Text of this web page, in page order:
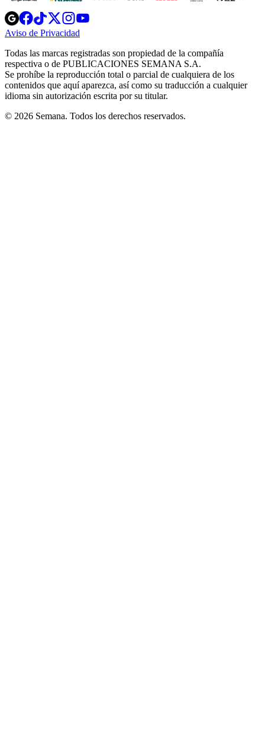
Opens
in
new
Opens
in
new
Opens
in
new
window
Opens
new
windowwindow
Aviso de Privacidad
new
window
Todas las marcas registradas son propiedad de la compañía
respectiva o de PUBLICACIONES SEMANA S.A.
Se prohíbe la reproducción total o parcial de cualquiera de los
contenidos que aquí aparezca, así como su traducción a cualquier
idioma sin autorización escrita por su titular.
© 2026 Semana. Todos los derechos reservados.